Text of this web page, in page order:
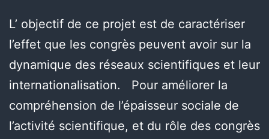
L’ objectif de ce projet est de caractériser
l’effet que les congrès peuvent avoir sur la
dynamique des réseaux scientifiques et leur
internationalisation. Pour améliorer la
compréhension de l’épaisseur sociale de
l’activité scientifique, et du rôle des congrès